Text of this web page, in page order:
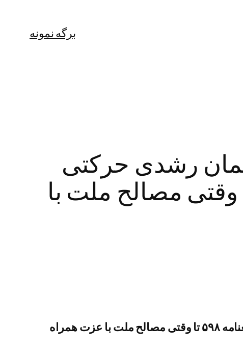
برگه نمونه
رشدی حرکتی
بود/ امام در موضوع قطعنامه ۵۹۸ تا وقتی مصالح ملت با
علی اکبر ولایتی: فتوای امام(ره) درباره سلمان رشدی حرکتی تمدنی بود/ امام در موضوع قطعنامه ۵۹۸ تا وقتی مصالح ملت با عزت همراه